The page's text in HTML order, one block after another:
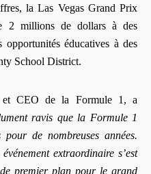
la Las Vegas Grand Prix
2 millions de dollars à des
opportunités éducatives à des
School District.
et CEO de la Formule 1, a
ravis que la Formule 1
de nombreuses années.
extraordinaire s’est
premier plan pour le grand